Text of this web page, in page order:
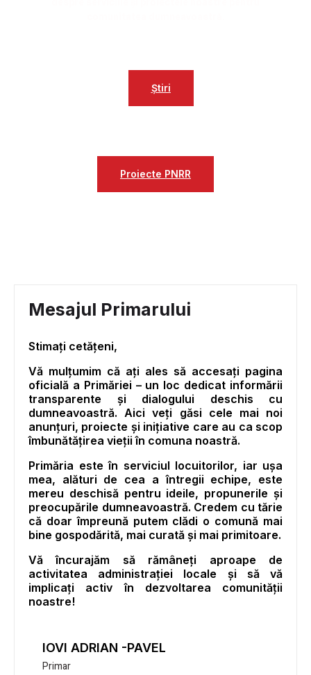
Știri
Proiecte PNRR
Mesajul Primarului
Stimați cetățeni,
Vă mulțumim că ați ales să accesați pagina
oficială a Primăriei – un loc dedicat informării
transparente și dialogului deschis cu
dumneavoastră. Aici veți găsi cele mai noi
anunțuri, proiecte și inițiative care au ca scop
îmbunătățirea vieții în comuna noastră.
Primăria este în serviciul locuitorilor, iar ușa
mea, alături de cea a întregii echipe, este
mereu deschisă pentru ideile, propunerile și
preocupările dumneavoastră. Credem cu tărie
că doar împreună putem clădi o comună mai
bine gospodărită, mai curată și mai primitoare.
Vă încurajăm să rămâneți aproape de
activitatea administrației locale și să vă
implicați activ în dezvoltarea comunității
noastre!
IOVI ADRIAN -PAVEL
Primar